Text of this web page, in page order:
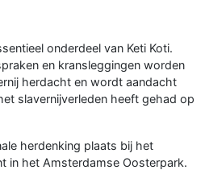
onderdeel van Keti Koti.
en kransleggingen worden
herdacht en wordt aandacht
slavernijverleden heeft gehad op
herdenking plaats bij het
in het Amsterdamse Oosterpark.